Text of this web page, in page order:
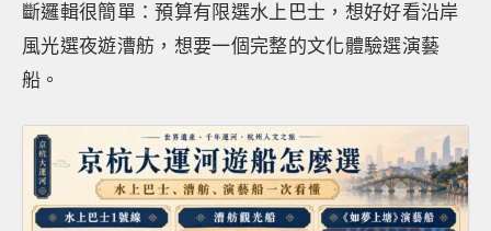
斷邏輯很簡單：預算有限選水上巴士，想好好看沿岸
風光選夜遊漕舫，想要一個完整的文化體驗選演藝
船。